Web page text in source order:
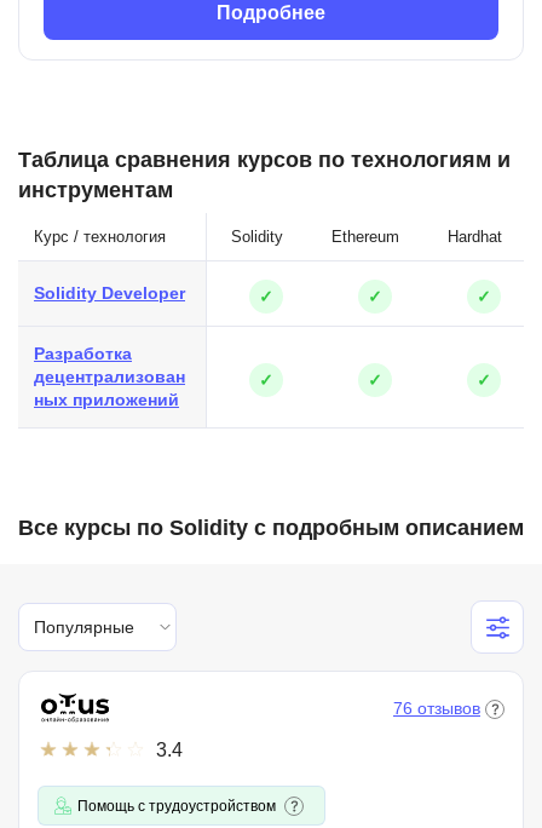
Подробнее
Таблица сравнения курсов по технологиям и
инструментам
Курс / технология Solidity Ethereum Hardhat
Solidity Developer ✓ ✓ ✓
Разработка
децентрализован
ных приложений
✓ ✓ ✓
Все курсы по Solidity с подробным описанием
Популярные
3.4
76 отзывов
Помощь с трудоустройством